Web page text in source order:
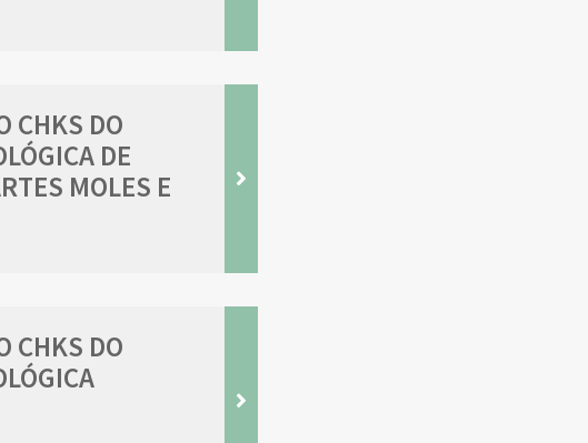
CHKS DO
DE
MOLES E
CHKS DO